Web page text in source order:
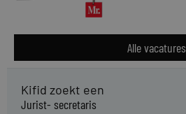
Alle vacatures
Kifid zoekt een
Jurist- secretaris